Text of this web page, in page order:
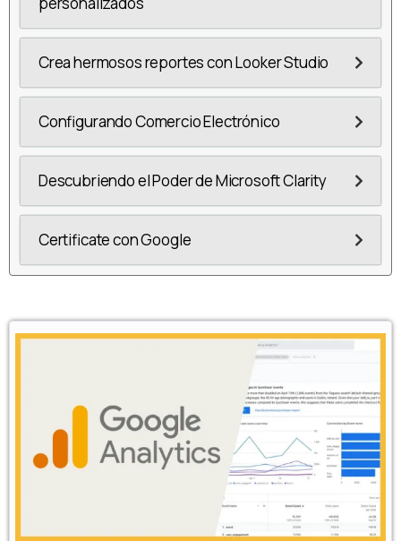
Crea hermosos reportes con Looker Studio
Configurando Comercio Electrónico
Descubriendo el Poder de Microsoft Clarity
Certificate con Google